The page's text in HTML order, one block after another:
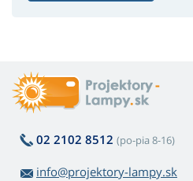
02 2102 8512 (po-pia 8-16)
info@projektory-lampy.sk